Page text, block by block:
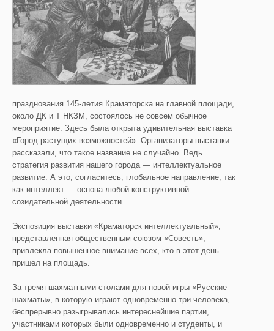
празднования 145-летия Краматорска на главной площади,
около ДК и Т НКЗМ, состоялось не совсем обычное
мероприятие. Здесь была открыта удивительная выставка
«Город растущих возможностей». Организаторы выставки
рассказали, что такое название не случайно. Ведь
стратегия развития нашего города — интеллектуальное
развитие. А это, согласитесь, глобальное направление, так
как интеллект — основа любой конструктивной
созидательной деятельности.
Экспозиция выставки «Краматорск интеллектуальный»,
представленная общественным союзом «Совесть»,
привлекла повышенное внимание всех, кто в этот день
пришел на площадь.
За тремя шахматными столами для новой игры «Русские
шахматы», в которую играют одновременно три человека,
беспрерывно разыгрывались интереснейшие партии,
участниками которых были одновременно и студенты, и